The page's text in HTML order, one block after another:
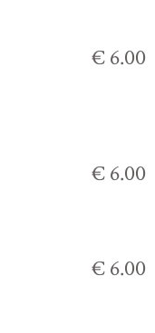
€ 6.00
€ 6.00
€ 6.00